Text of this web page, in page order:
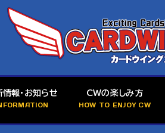
情報・お知らせ CWの楽しみ方
HOW TO ENJOY CW